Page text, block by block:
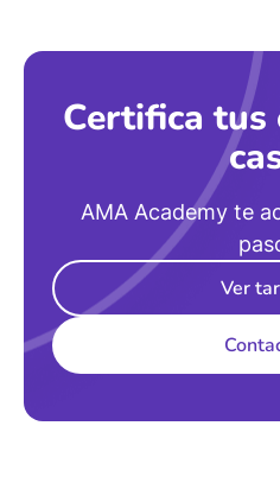
Certifica tus
AMA Academy te
Ver